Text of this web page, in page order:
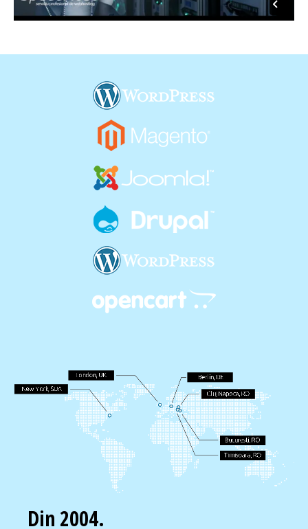
Din 2004.